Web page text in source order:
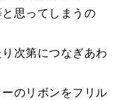
思ってしまうの
次第につなぎあわ
のリボンをフリル